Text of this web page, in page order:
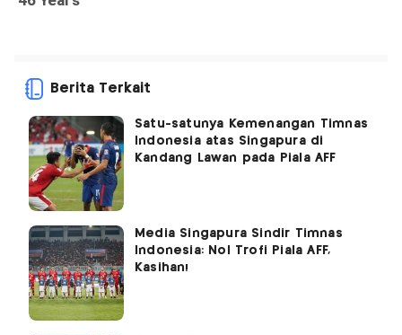
Berita Terkait
Satu-satunya Kemenangan Timnas
Indonesia atas Singapura di
Kandang Lawan pada Piala AFF
Media Singapura Sindir Timnas
Indonesia: Nol Trofi Piala AFF,
Kasihan!